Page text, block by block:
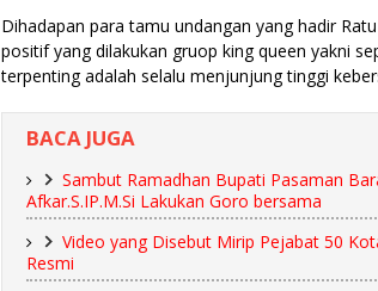
Dihadapan para tamu undangan yang hadir
positif yang dilakukan gruop king queen yakni
terpenting adalah selalu menjunjung tinggi
BACA JUGA
Sambut Ramadhan Bupati Pasaman
Afkar.S.IP.M.Si Lakukan Goro bersama
Video yang Disebut Mirip Pejabat 50
Resmi